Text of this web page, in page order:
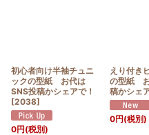
初心者向け半袖チュニ
ックの型紙 お代は
SNS投稿かシェアで！
[2038]
0円(税別)
えり付き
の型紙
稿かシェ
0円(税別)